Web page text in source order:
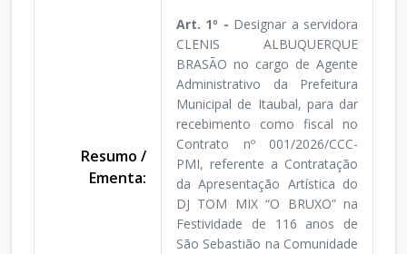
Resumo /
Ementa:
Art. 1º - Designar a servidora
CLENIS ALBUQUERQUE
BRASÃO no cargo de Agente
Administrativo da Prefeitura
Municipal de Itaubal, para dar
recebimento como fiscal no
Contrato nº 001/2026/CCC-
PMI, referente a Contratação
da Apresentação Artística do
DJ TOM MIX “O BRUXO” na
Festividade de 116 anos de
São Sebastião na Comunidade